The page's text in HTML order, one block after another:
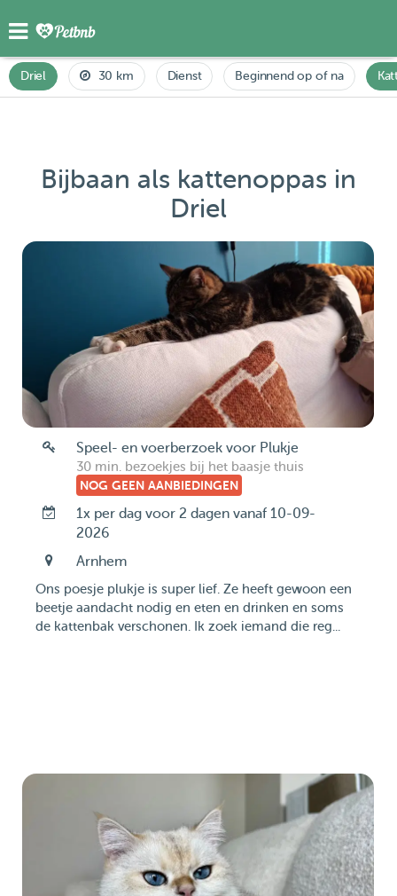
Driel 30 km Dienst Beginnend op of na
Bijbaan als kattenoppas in
Driel
Speel- en voerberzoek voor Plukje
30 min. bezoekjes bij het baasje thuis
NOG GEEN AANBIEDINGEN
1x per dag voor 2 dagen vanaf 10-09-
2026
Arnhem
Ons poesje plukje is super lief. Ze heeft gewoon een
beetje aandacht nodig en eten en drinken en soms
de kattenbak verschonen. Ik zoek iemand die reg...